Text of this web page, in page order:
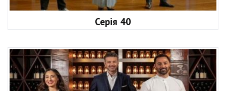
Серія 40